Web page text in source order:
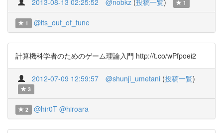
2013-08-13 02:25:52 @nobkz (投稿一覧) 1
1 @its_out_of_tune
計算機科学者のためのゲーム理論入門 http://t.co/wPfpoei2
2012-07-09 12:59:57 @shunji_umetani (投稿一覧)
3
2 @hir0T @hiroara